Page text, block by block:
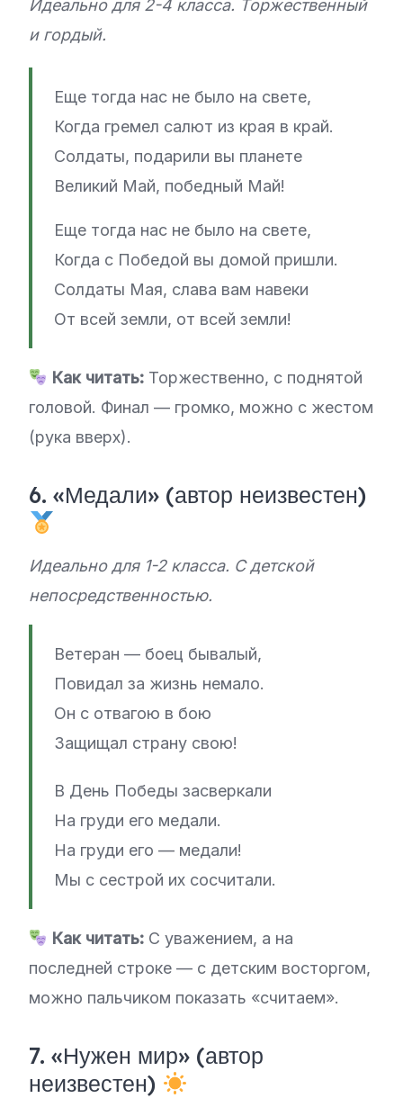
Идеально для 2-4 класса. Торжественный
и гордый.
Еще тогда нас не было на свете,
Когда гремел салют из края в край.
Солдаты, подарили вы планете
Великий Май, победный Май!
Еще тогда нас не было на свете,
Когда с Победой вы домой пришли.
Солдаты Мая, слава вам навеки
От всей земли, от всей земли!
Как читать:Торжественно, с поднятой
головой. Финал — громко, можно с жестом
(рука вверх).
6. «Медали» (автор неизвестен)
Идеально для 1-2 класса. С детской
непосредственностью.
Ветеран — боец бывалый,
Повидал за жизнь немало.
Он с отвагою в бою
Защищал страну свою!
В День Победы засверкали
На груди его медали.
На груди его — медали!
Мы с сестрой их сосчитали.
Как читать:С уважением, а на
последней строке — с детским восторгом,
можно пальчиком показать «считаем».
7. «Нужен мир» (автор
неизвестен)